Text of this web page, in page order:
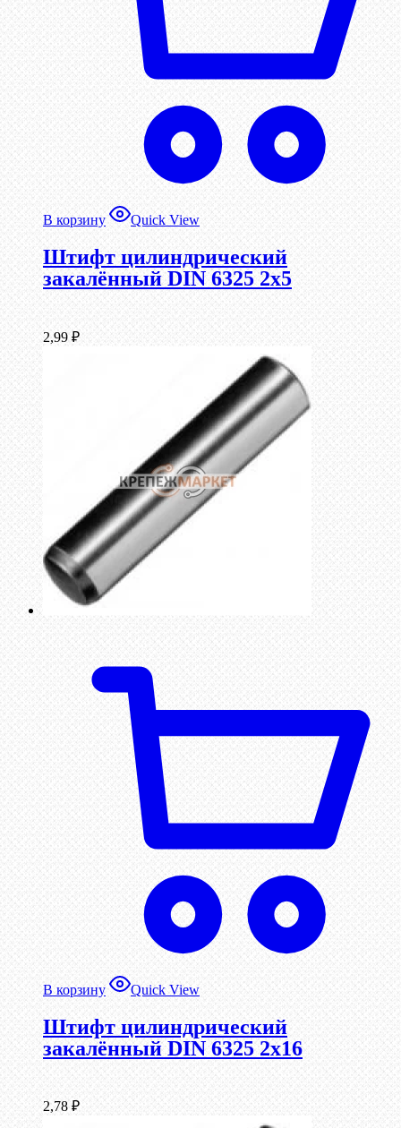
В корзину Quick View
Штифт цилиндрический
закалённый DIN 6325 2х5
2,99 ₽
В корзину Quick View
Штифт цилиндрический
закалённый DIN 6325 2х16
2,78 ₽